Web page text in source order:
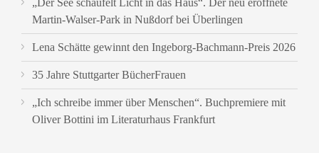
Martin-Walser-Park in Nußdorf bei Überlingen
Lena Schätte gewinnt den Ingeborg-Bachmann-Preis 2026
35 Jahre Stuttgarter BücherFrauen
„Ich schreibe immer über Menschen“. Buchpremiere mit
Oliver Bottini im Literaturhaus Frankfurt